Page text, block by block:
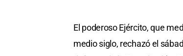
El poderoso Ejército, que
medio siglo, rechazó el